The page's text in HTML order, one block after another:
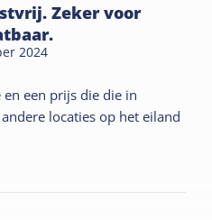
Zeker voor
2024
en een prijs die die in
locaties op het eiland